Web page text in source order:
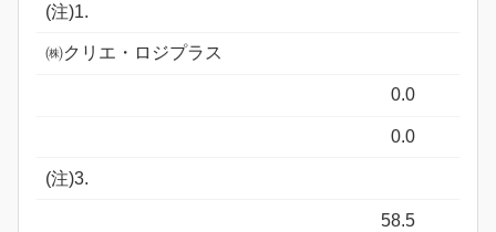
(注)1.
㈱クリエ・ロジプラス
0.0
0.0
(注)3.
58.5